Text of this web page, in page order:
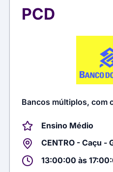
PCD
Bancos múltiplos, com
Ensino Médio
CENTRO - Caçu -
13:00:00 às